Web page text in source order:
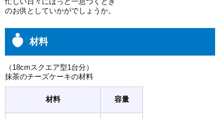
のお供としていかがでしょうか。
材料
（18cmスクエア型1台分）
抹茶のチーズケーキの材料
材料 容量